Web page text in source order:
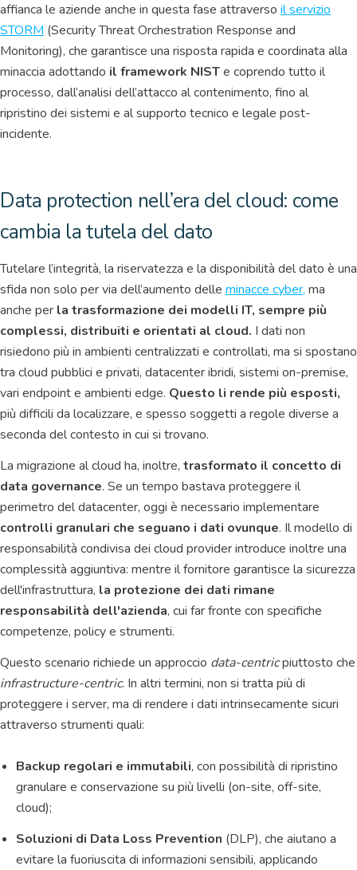
affianca le aziende anche in questa fase attraverso il servizio
STORM (Security Threat Orchestration Response and
Monitoring), che garantisce una risposta rapida e coordinata alla
minaccia adottando il framework NISTe coprendo tutto il
processo, dall’analisi dell’attacco al contenimento, fino al
ripristino dei sistemi e al supporto tecnico e legale post-
incidente.
Data protection nell’era del cloud: come
cambia la tutela del dato
Tutelare l’integrità, la riservatezza e la disponibilità del dato è una
sfida non solo per via dell’aumento delle minacce cyber, ma
anche per la trasformazione dei modelli IT, sempre più
complessi, distribuiti e orientati al cloud. I dati non
risiedono più in ambienti centralizzati e controllati, ma si spostano
tra cloud pubblici e privati, datacenter ibridi, sistemi on-premise,
vari endpoint e ambienti edge. Questo li rende più esposti,
più difficili da localizzare, e spesso soggetti a regole diverse a
seconda del contesto in cui si trovano.
La migrazione al cloud ha, inoltre, trasformato il concetto di
data governance. Se un tempo bastava proteggere il
perimetro del datacenter, oggi è necessario implementare
controlli granulari che seguano i dati ovunque. Il modello di
responsabilità condivisa dei cloud provider introduce inoltre una
complessità aggiuntiva: mentre il fornitore garantisce la sicurezza
dell'infrastruttura, la protezione dei dati rimane
responsabilità dell'azienda, cui far fronte con specifiche
competenze, policy e strumenti.
Questo scenario richiede un approccio data-centricpiuttosto che
infrastructure-centric. In altri termini, non si tratta più di
proteggere i server, ma di rendere i dati intrinsecamente sicuri
attraverso strumenti quali:
Backup regolari e immutabili, con possibilità di ripristino
granulare e conservazione su più livelli (on-site, off-site,
cloud);
Soluzioni di Data Loss Prevention (DLP), che aiutano a
evitare la fuoriuscita di informazioni sensibili, applicando